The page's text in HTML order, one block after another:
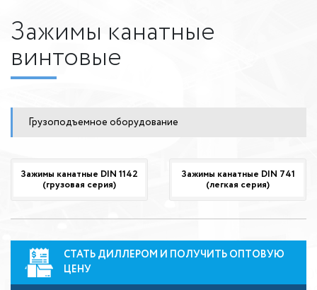
Зажимы канатные
винтовые
Грузоподъемное оборудование
Зажимы канатные DIN 1142
(грузовая серия)
Зажимы канатные DIN 741
(легкая серия)
СТАТЬ ДИЛЛЕРОМ И ПОЛУЧИТЬ ОПТОВУЮ
ЦЕНУ